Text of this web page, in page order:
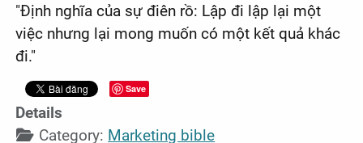
"Định nghĩa của sự điên rồ: Lập đi lập lại một
việc nhưng lại mong muốn có một kết quả khác
đi."
Save
Details
Category: Marketing bible